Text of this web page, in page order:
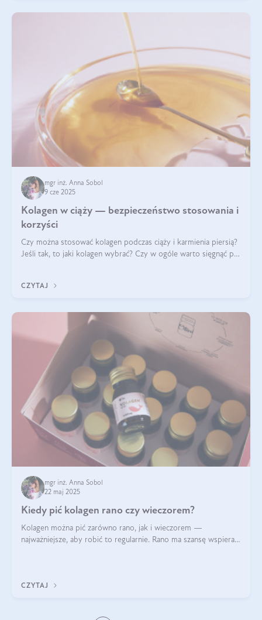
mgr inż. Anna Sobol
9 cze 2025
Kolagen w ciąży — bezpieczeństwo stosowania i
korzyści
Czy można stosować kolagen podczas ciąży i karmienia piersią?
Jeśli tak, to jaki kolagen wybrać? Czy w ogóle warto sięgnąć po
CZYTAJ
mgr inż. Anna Sobol
22 maj 2025
Kiedy pić kolagen rano czy wieczorem?
Kolagen można pić zarówno rano, jak i wieczorem —
najważniejsze, aby robić to regularnie. Rano ma szansę wspierać
CZYTAJ